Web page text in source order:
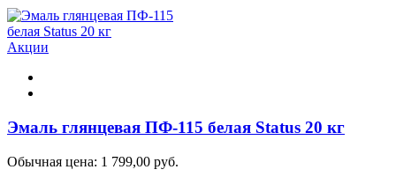
Акции
Эмаль глянцевая ПФ-115 белая Status 20 кг
Обычная цена: 1 799,00 руб.